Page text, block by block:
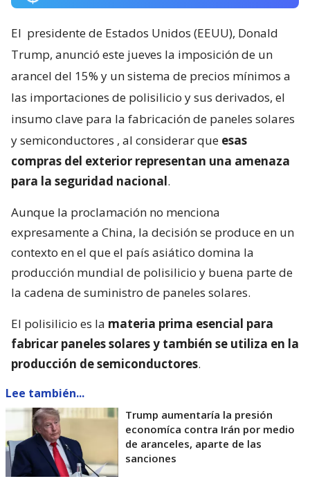
El presidente de Estados Unidos (EEUU), Donald
Trump, anunció este jueves la imposición de un
arancel del 15% y un sistema de precios mínimos a
las importaciones de polisilicio y sus derivados, el
insumo clave para la fabricación de paneles solares
y semiconductores , al considerar que esas
compras del exterior representan una amenaza
para la seguridad nacional.
Aunque la proclamación no menciona
expresamente a China, la decisión se produce en un
contexto en el que el país asiático domina la
producción mundial de polisilicio y buena parte de
la cadena de suministro de paneles solares.
El polisilicio es la materia prima esencial para
fabricar paneles solares y también se utiliza en la
producción de semiconductores.
Lee también...
Trump aumentaría la presión
economíca contra Irán por medio
de aranceles, aparte de las
sanciones